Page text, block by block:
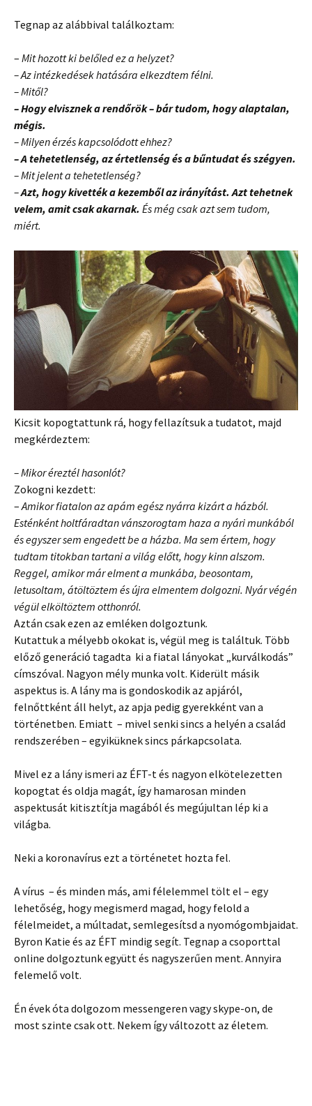
Tegnap az alábbival találkoztam:
– Mit hozott ki belőled ez a helyzet?
– Az intézkedések hatására elkezdtem félni.
– Mitől?
– Hogy elvisznek a rendőrök – bár tudom, hogy alaptalan,
mégis.
– Milyen érzés kapcsolódott ehhez?
– A tehetetlenség, az értetlenség és a bűntudat és szégyen.
– Mit jelent a tehetetlenség?
–Azt, hogy kivették a kezemből az irányítást. Azt tehetnek
velem, amit csak akarnak. És még csak azt sem tudom,
miért.
Kicsit kopogtattunk rá, hogy fellazítsuk a tudatot, majd
megkérdeztem:
– Mikor éreztél hasonlót?
Zokogni kezdett:
–Amikor fiatalon az apám egész nyárra kizárt a házból.
Esténként holtfáradtan vánszorogtam haza a nyári munkából
és egyszer sem engedett be a házba. Ma sem értem, hogy
tudtam titokban tartani a világ előtt, hogy kinn alszom.
Reggel, amikor már elment a munkába, beosontam,
letusoltam, átöltöztem és újra elmentem dolgozni. Nyár végén
végül elköltöztem otthonról.
Aztán csak ezen az emléken dolgoztunk.
Kutattuk a mélyebb okokat is, végül meg is találtuk. Több
előző generáció tagadta ki a fiatal lányokat „kurválkodás”
címszóval. Nagyon mély munka volt. Kiderült másik
aspektus is. A lány ma is gondoskodik az apjáról,
felnőttként áll helyt, az apja pedig gyerekként van a
történetben. Emiatt – mivel senki sincs a helyén a család
rendszerében – egyiküknek sincs párkapcsolata.
Mivel ez a lány ismeri az ÉFT-t és nagyon elkötelezetten
kopogtat és oldja magát, így hamarosan minden
aspektusát kitisztítja magából és megújultan lép ki a
világba.
Neki a koronavírus ezt a történetet hozta fel.
A vírus – és minden más, ami félelemmel tölt el – egy
lehetőség, hogy megismerd magad, hogy felold a
félelmeidet, a múltadat, semlegesítsd a nyomógombjaidat.
Byron Katie és az ÉFT mindig segít. Tegnap a csoporttal
online dolgoztunk együtt és nagyszerűen ment. Annyira
felemelő volt.
Én évek óta dolgozom messengeren vagy skype-on, de
most szinte csak ott. Nekem így változott az életem.